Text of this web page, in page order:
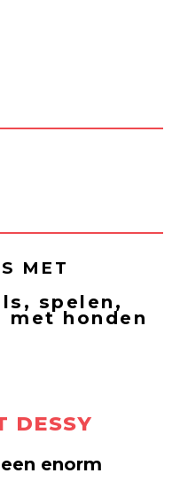
MET
spelen,
met honden
DESSY
enorm